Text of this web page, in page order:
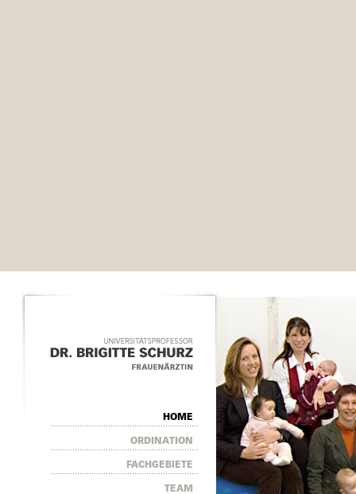
HOME
ORDINATION
FACHGEBIETE
TEAM